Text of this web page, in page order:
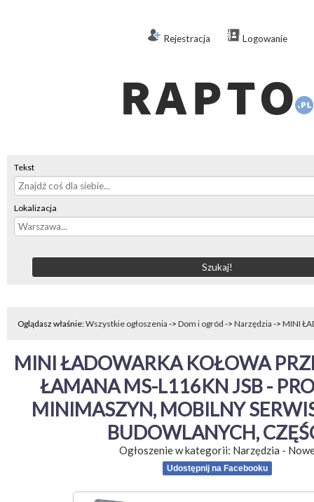
Rejestracja Logowanie
Tekst
Lokalizacja
Oglądasz właśnie:Wszystkie ogłoszenia -> Dom i ogród -> Narzędzia -> MINI
MINI ŁADOWARKA KOŁOWA
ŁAMANA MS-L116KN JSB -
MINIMASZYN, MOBILNY
BUDOWLANYCH,
Ogłoszenie w kategorii: Narzędzia -
Udostępnij na Facebooku